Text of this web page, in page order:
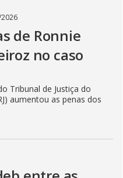
de Ronnie
no caso
Tribunal de Justiça do
aumentou as penas dos